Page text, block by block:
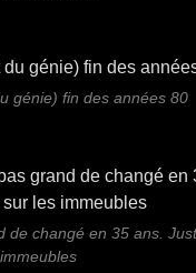
génie) fin des années 80
changé en 35 ans.